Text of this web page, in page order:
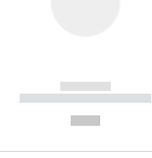
------------
----------- ----------- --------